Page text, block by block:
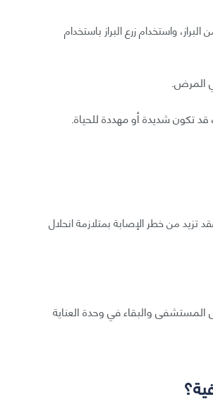
واستخدام زرع البراز باستخدام
المرض.
تزيد من خطر الإصابة بمتلازمة انحلال
والبقاء في وحدة العناية